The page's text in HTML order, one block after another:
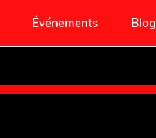
Événements